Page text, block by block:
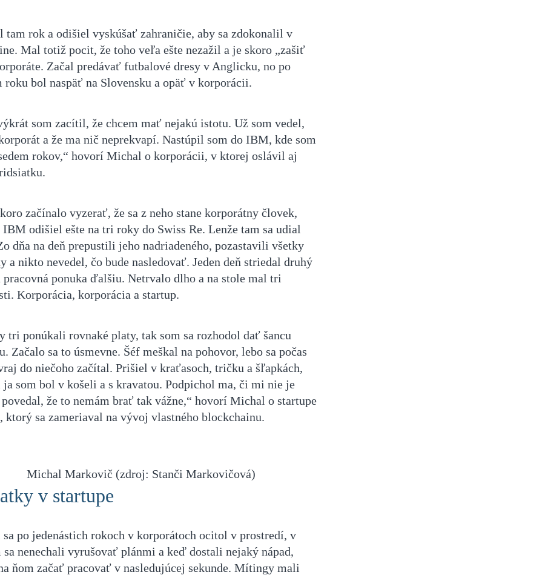
tam rok a odišiel vyskúšať zahraničie, aby sa zdokonalil v
Mal totiž pocit, že toho veľa ešte nezažil a je skoro „zašiť
Začal predávať futbalové dresy v Anglicku, no po
roku bol naspäť na Slovensku a opäť v korporácii.
som zacítil, že chcem mať nejakú istotu. Už som vedel,
a že ma nič neprekvapí. Nastúpil som do IBM, kde som
rokov,“ hovorí Michal o korporácii, v ktorej oslávil aj
začínalo vyzerať, že sa z neho stane korporátny človek,
odišiel ešte na tri roky do Swiss Re. Lenže tam sa udial
dňa na deň prepustili jeho nadriadeného, pozastavili všetky
a nikto nevedel, čo bude nasledovať. Jeden deň striedal druhý
pracovná ponuka ďalšiu. Netrvalo dlho a na stole mal tri
Korporácia, korporácia a startup.
tri ponúkali rovnaké platy, tak som sa rozhodol dať šancu
Začalo sa to úsmevne. Šéf meškal na pohovor, lebo sa počas
do niečoho začítal. Prišiel v kraťasoch, tričku a šľapkách,
som bol v košeli a s kravatou. Podpichol ma, či mi nie je
že to nemám brať tak vážne,“ hovorí Michal o startupe
ktorý sa zameriaval na vývoj vlastného blockchainu.
Michal Markovič (zdroj: Stanči Markovičová)
v startupe
po jedenástich rokoch v korporátoch ocitol v prostredí, v
nenechali vyrušovať plánmi a keď dostali nejaký nápad,
ňom začať pracovať v nasledujúcej sekunde. Mítingy mali